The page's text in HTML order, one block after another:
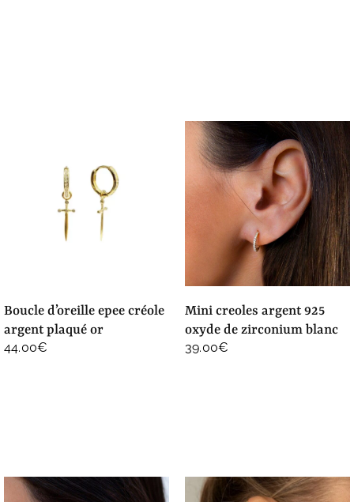
boucle d’oreille epee créole
argent plaqué or
44.00€
mini creoles argent 925
oxyde de zirconium blanc
39.00€